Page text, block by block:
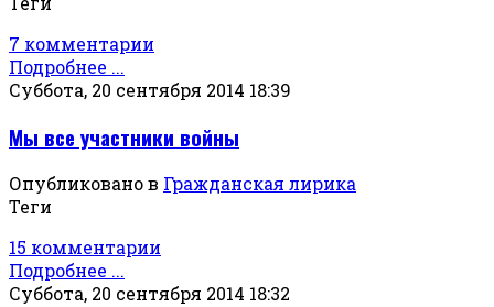
7 комментарии
Подробнее ...
Суббота, 20 сентября 2014 18:39
Мы все участники войны
Опубликовано в Гражданская лирика
Теги
15 комментарии
Подробнее ...
Суббота, 20 сентября 2014 18:32